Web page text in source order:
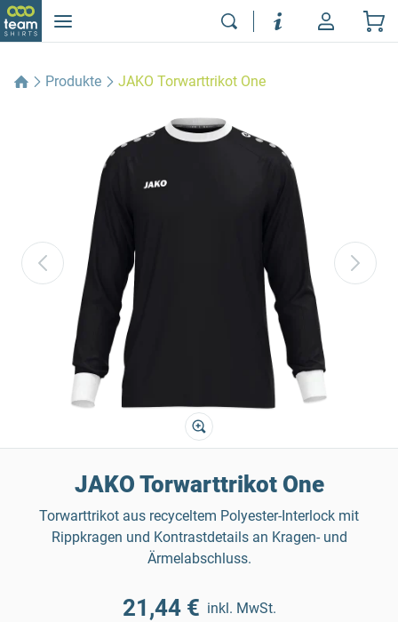
Produkte JAKO Torwarttrikot One
JAKO Torwarttrikot One
Torwarttrikot aus recyceltem Polyester-Interlock mit
Rippkragen und Kontrastdetails an Kragen- und
Ärmelabschluss.
21,44 € inkl. MwSt.